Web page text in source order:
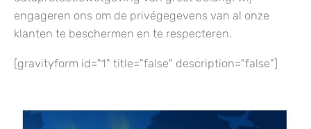
engageren ons om de privégegevens van al onze
klanten te beschermen en te respecteren.
[gravityform id="1" title="false" description="false"]